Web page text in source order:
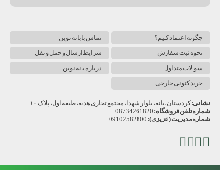
چگونه اعتماد کنیم؟ تماس با بانه نوین
نحوه ثبت سفارش شرایط ارسال و حمل و نقل
سوالات متداول درباره بانه نوین
خرید کتونی خارجی
نشانی:کردستان، بانه، بلوار شهدا، مجتمع تجاری هدیه، طبقه اول، پلاک ۱۰
شماره تلفن فروشگاه: 08734261820
شماره مدیریت (عزیزی):
اینستاگرام
تلگرامآپارات